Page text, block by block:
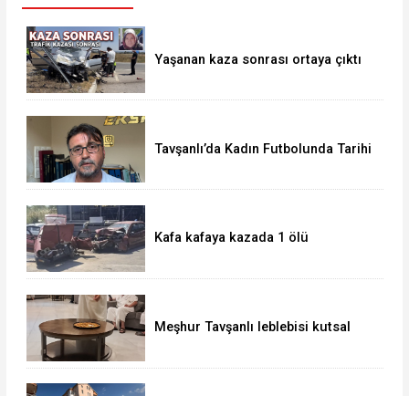
Yaşanan kaza sonrası ortaya çıktı
Tavşanlı’da Kadın Futbolunda Tarihi
Kafa kafaya kazada 1 ölü
Meşhur Tavşanlı leblebisi kutsal